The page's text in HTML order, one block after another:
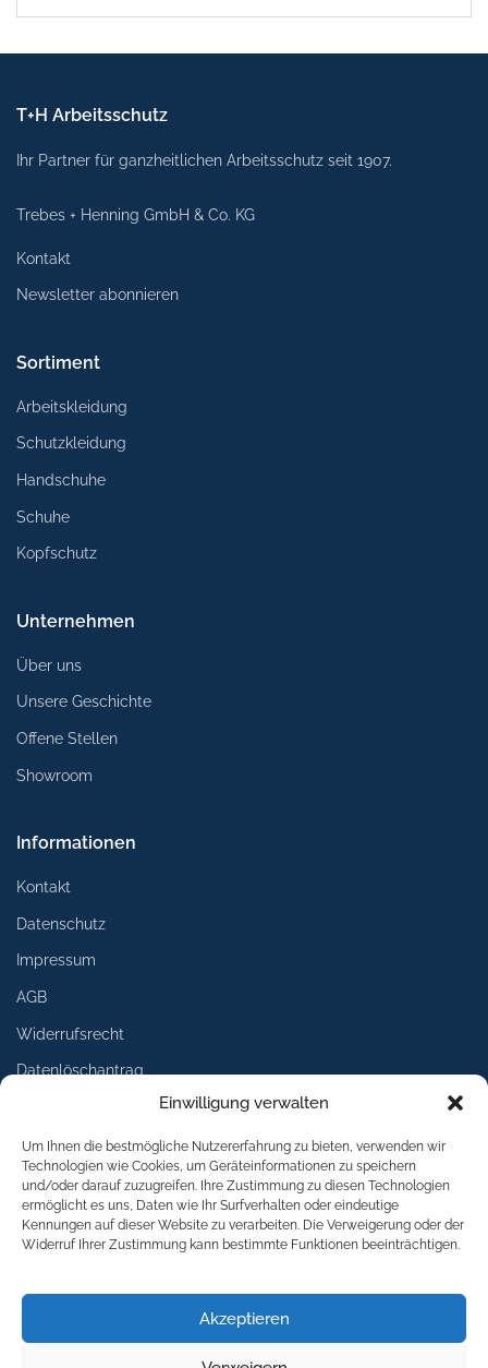
Einwilligung verwalten
Um Ihnen die bestmögliche Nutzererfahrung zu bieten, verwenden wir
Technologien wie Cookies, um Geräteinformationen zu speichern
und/oder darauf zuzugreifen. Ihre Zustimmung zu diesen Technologien
ermöglicht es uns, Daten wie Ihr Surfverhalten oder eindeutige
Kennungen auf dieser Website zu verarbeiten. Die Verweigerung oder der
Widerruf Ihrer Zustimmung kann bestimmte Funktionen beeinträchtigen.
Akzeptieren
T+H Arbeitsschutz
Ihr Partner für ganzheitlichen Arbeitsschutz seit 1907.
Trebes + Henning GmbH & Co. KG
Kontakt
Newsletter abonnieren
Sortiment
Arbeitskleidung
Schutzkleidung
Handschuhe
Schuhe
Kopfschutz
Unternehmen
Über uns
Unsere Geschichte
Offene Stellen
Showroom
Informationen
Kontakt
Datenschutz
Impressum
AGB
Widerrufsrecht
Datenlöschantrag
Services
Lieferung
Umtausch
Rückgabe
Logoservice